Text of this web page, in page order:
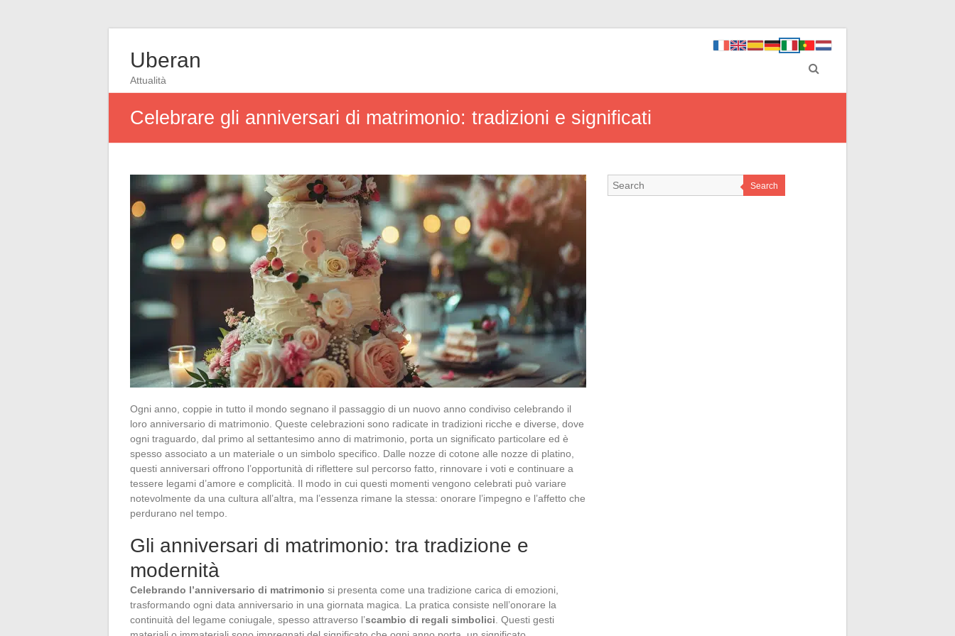
Uberan
Attualità
Celebrare gli anniversari di matrimonio: tradizioni e significati
Ogni anno, coppie in tutto il mondo segnano il passaggio di un nuovo anno condiviso celebrando il
loro anniversario di matrimonio. Queste celebrazioni sono radicate in tradizioni ricche e diverse, dove
ogni traguardo, dal primo al settantesimo anno di matrimonio, porta un significato particolare ed è
spesso associato a un materiale o un simbolo specifico. Dalle nozze di cotone alle nozze di platino,
questi anniversari offrono l’opportunità di riflettere sul percorso fatto, rinnovare i voti e continuare a
tessere legami d’amore e complicità. Il modo in cui questi momenti vengono celebrati può variare
notevolmente da una cultura all’altra, ma l’essenza rimane la stessa: onorare l’impegno e l’affetto che
perdurano nel tempo.
Gli anniversari di matrimonio: tra tradizione e
modernità
Celebrando l’anniversario di matrimonio si presenta come una tradizione carica di emozioni,
trasformando ogni data anniversario in una giornata magica. La pratica consiste nell’onorare la
continuità del legame coniugale, spesso attraverso l’scambio di regali simbolici . Questi gesti
Search